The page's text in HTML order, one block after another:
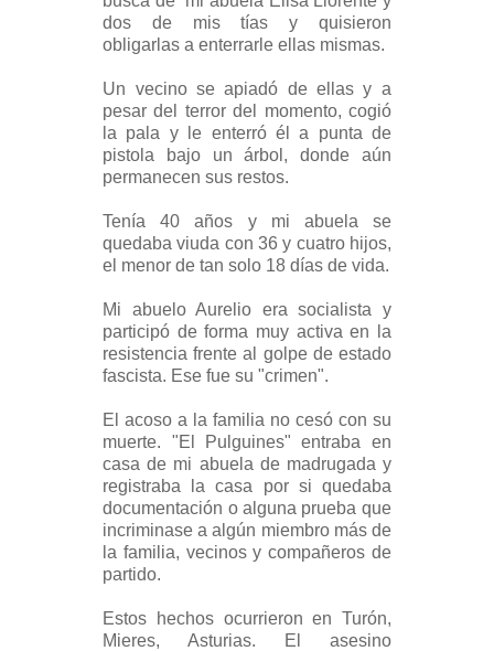
dos de mis tías y quisieron
obligarlas a enterrarle ellas mismas.
Un vecino se apiadó de ellas y a
pesar del terror del momento, cogió
la pala y le enterró él a punta de
pistola bajo un árbol, donde aún
permanecen sus restos.
Tenía 40 años y mi abuela se
quedaba viuda con 36 y cuatro hijos,
el menor de tan solo 18 días de vida.
Mi abuelo Aurelio era socialista y
participó de forma muy activa en la
resistencia frente al golpe de estado
fascista. Ese fue su "crimen".
El acoso a la familia no cesó con su
muerte. "El Pulguines" entraba en
casa de mi abuela de madrugada y
registraba la casa por si quedaba
documentación o alguna prueba que
incriminase a algún miembro más de
la familia, vecinos y compañeros de
partido.
Estos hechos ocurrieron en Turón,
Mieres, Asturias. El asesino